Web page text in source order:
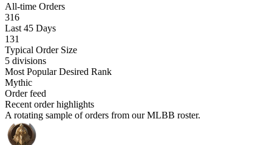
All-time Orders
316
Last 45 Days
131
Typical Order Size
5 divisions
Most Popular Desired Rank
Mythic
Order feed
Recent order highlights
A rotating sample of orders from our MLBB roster.